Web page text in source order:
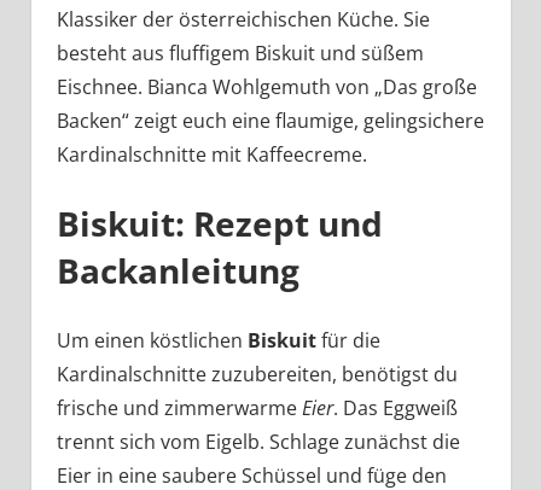
Klassiker der österreichischen Küche. Sie
besteht aus fluffigem Biskuit und süßem
Eischnee. Bianca Wohlgemuth von „Das große
Backen“ zeigt euch eine flaumige, gelingsichere
Kardinalschnitte mit Kaffeecreme.
Biskuit: Rezept und
Backanleitung
Um einen köstlichen Biskuitfür die
Kardinalschnitte zuzubereiten, benötigst du
frische und zimmerwarmeEier. Das Eggweiß
trennt sich vom Eigelb. Schlage zunächst die
Eier in eine saubere Schüssel und füge den